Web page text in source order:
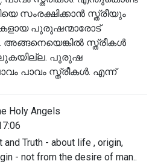
സംരക്ഷിക്കാൻ സ്ത്രീയും
പുരുഷന്മാരോട്
സ്ത്രീകൾ
പുരുഷ
പാവം സ്ത്രീകൾ. എന്ന്
Holy Angels
Truth - about life , origin,
- not from the desire of man..